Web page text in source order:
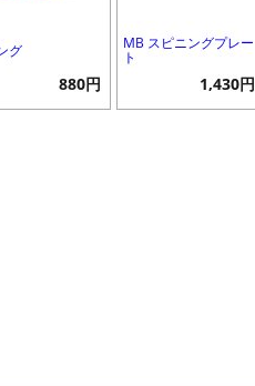
グ
880円
MB スピニングプレー
ト
1,430円